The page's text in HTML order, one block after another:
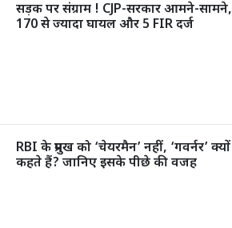
सड़क पर संग्राम ! CJP-सरकार आमने-सामने,
170 से ज्यादा घायल और 5 FIR दर्ज
RBI के प्रमुख को ‘चेयरमैन’ नहीं, ‘गवर्नर’ क्यों
कहते हैं? जानिए इसके पीछे की वजह